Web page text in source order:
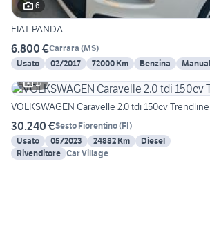
6
FIAT PANDA
6.800 €Carrara (MS)
Usato
02/2017 72000 Km Benzina
17
VOLKSWAGEN Caravelle 2.0 tdi 150cv Trendline
30.240 €Sesto Fiorentino(FI)
Usato
05/2023 24882 Km
Diesel
Rivenditore Car Village